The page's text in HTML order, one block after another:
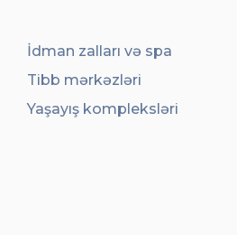
İdman zalları və spa
Tibb mərkəzləri
Yaşayış kompleksləri